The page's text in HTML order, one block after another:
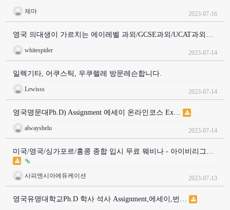
제마 2023-07-16
영국 의대생이 가르치는 에이레벨 과외/GCSE과외/UCAT과외…
whitespider 2023-07-14
일렉기타, 어쿠스틱, 우쿠렐레 방문레슨합니다.
Lewisss 2023-07-14
영국명문대Ph.D) Assignment 에세이 온라인코스 Ex…
alwayshelu 2023-07-14
미국/영국/싱가포르/홍콩 종합 입시 무료 웨비나 - 아이비리그…
사피엔시아에듀케이션 2023-07-13
영국유명대학교Ph.D 학사 석사 Assignment,에세이,번…